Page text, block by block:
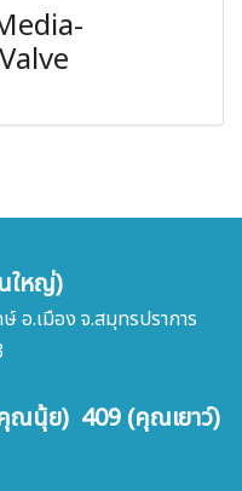
ใหญ่)
อ.เมือง จ.สมุทรปราการ
ณนุ้ย) 409 (คุณเยาว์)